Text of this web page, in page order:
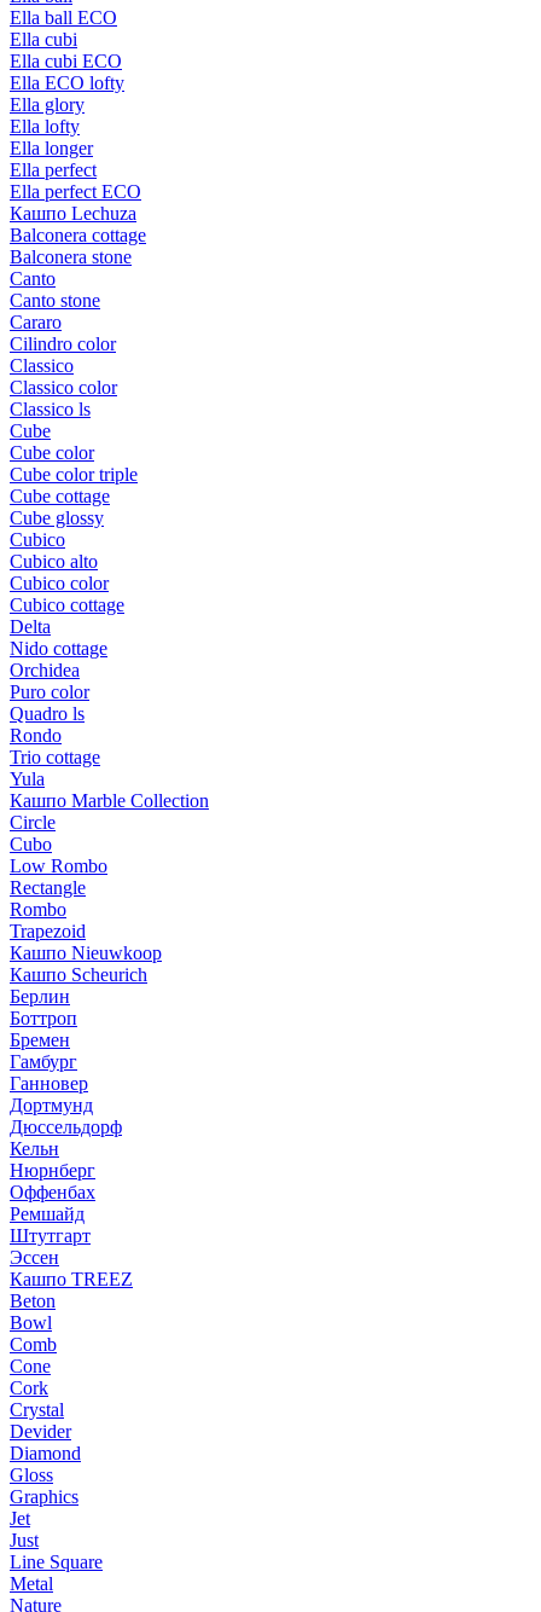
Ella ball ECO
Ella cubi
Ella cubi ECO
Ella ECO lofty
Ella glory
Ella lofty
Ella longer
Ella perfect
Ella perfect ECO
Кашпо Lechuza
Balconera cottage
Balconera stone
Canto
Canto stone
Cararo
Cilindro color
Classico
Classico color
Classico ls
Cube
Cube color
Cube color triple
Cube cottage
Cube glossy
Cubico
Cubico alto
Cubico color
Cubico cottage
Delta
Nido cottage
Orchidea
Puro color
Quadro ls
Rondo
Trio cottage
Yula
Кашпо Marble Collection
Circle
Cubo
Low Rombo
Rectangle
Rombo
Trapezoid
Кашпо Nieuwkoop
Кашпо Scheurich
Берлин
Боттроп
Бремен
Гамбург
Ганновер
Дортмунд
Дюссельдорф
Кельн
Нюрнберг
Оффенбах
Ремшайд
Штутгарт
Эссен
Кашпо TREEZ
Beton
Bowl
Comb
Cone
Cork
Crystal
Devider
Diamond
Gloss
Graphics
Jet
Just
Line Square
Metal
Nature